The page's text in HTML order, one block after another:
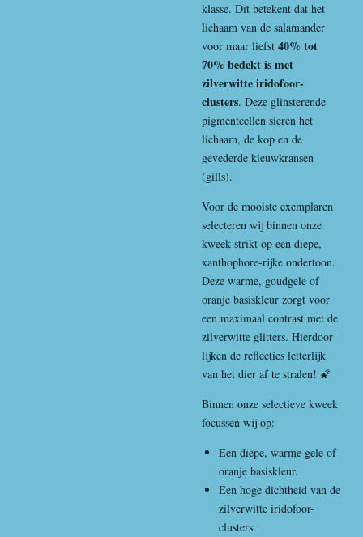
klasse. Dit betekent dat het
lichaam van de salamander
voor maar liefst 40% tot
70% bedekt is met
zilverwitte iridofoor-
clusters. Deze glinsterende
pigmentcellen sieren het
lichaam, de kop en de
gevederde kieuwkransen
(gills).
Voor de mooiste exemplaren
selecteren wij binnen onze
kweek strikt op een diepe,
xanthophore-rijke ondertoon.
Deze warme, goudgele of
oranje basiskleur zorgt voor
een maximaal contrast met de
zilverwitte glitters. Hierdoor
lijken de reflecties letterlijk
van het dier af te stralen! 🌠
Binnen onze selectieve kweek
focussen wij op:
Een diepe, warme gele of
oranje basiskleur.
Een hoge dichtheid van de
zilverwitte iridofoor-
clusters.